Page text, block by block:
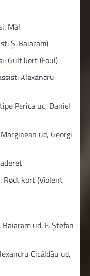
Mål
Ș. Baiaram)
Gult kort (Foul)
Alexandru
Perica ud, Daniel
ud, Georgi
Rødt kort (Violent
ud, F. Ștefan
Cicâldău ud,